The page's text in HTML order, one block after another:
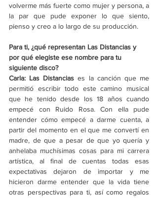
volverme más fuerte como mujer y persona, a
la par que pude exponer lo que siento,
pienso y creo a lo largo de su producción.
Para ti, ¿qué representan Las Distancias y
por qué elegiste ese nombre para tu
siguiente disco?
Carla: Las Distancias es la canción que me
permitió escribir todo este camino musical
que he tenido desde los 18 años cuando
empecé con Ruido Rosa. Con ella pude
entender cómo empecé a darme cuenta, a
partir del momento en el que me convertí en
madre, de que a pesar de que yo quería y
anhelaba muchísimas cosas para mi carrera
artística, al final de cuentas todas esas
expectativas dejaron de importar y me
hicieron darme entender que la vida tiene
otras perspectivas para ti, así como regalos